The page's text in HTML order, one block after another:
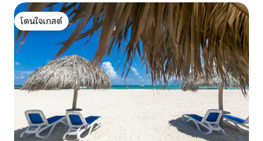
โดนใจเกสต์
โดนใจเกสต์